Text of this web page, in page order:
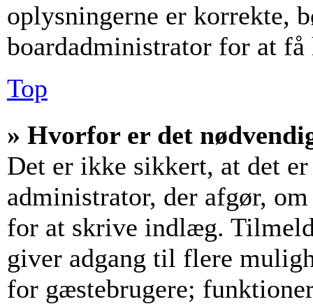
oplysningerne er korrekte,
boardadministrator for at
Top
» Hvorfor er det
Det er ikke sikkert, at det
administrator, der afgør,
for at skrive indlæg.
giver adgang til flere
for gæstebrugere;